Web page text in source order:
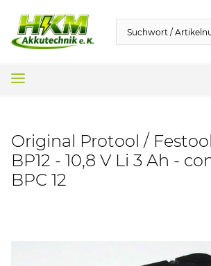
Original Protool /
BP12 - 10,8 V Li 3 Ah -
BPC 12